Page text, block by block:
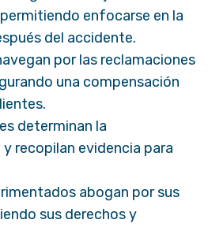
enfocarse en la
del accidente.
por las reclamaciones
una compensación
determinan la
recopilan evidencia para
abogan por sus
sus derechos y